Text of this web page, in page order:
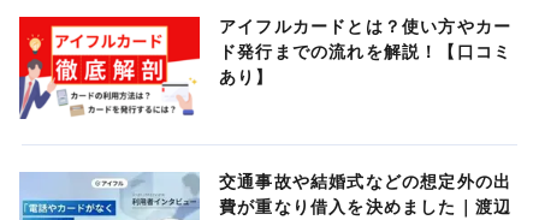
アイフルカードとは？使い方やカー
ド発行までの流れを解説！【口コミ
あり】
交通事故や結婚式などの想定外の出
費が重なり借入を決めました｜渡辺